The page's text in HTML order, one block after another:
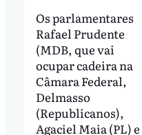
Os parlamentares
Rafael Prudente
(MDB, que vai
ocupar cadeira na
Câmara Federal,
Delmasso
(Republicanos),
Agaciel Maia (PL) e